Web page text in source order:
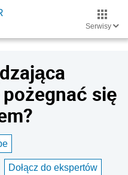
Serwisy
się
Dołącz do ekspertów